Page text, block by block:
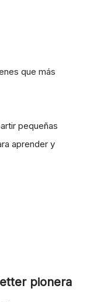
que más
pequeñas
aprender y
pionera